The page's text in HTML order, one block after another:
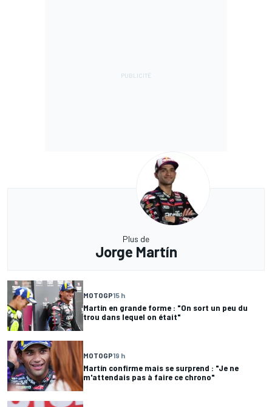
Plus de
Jorge Martín
MOTOGP15 h
Martín en grande forme : "On sort un peu du
trou dans lequel on était"
MOTOGP19 h
Martín confirme mais se surprend : "Je ne
m'attendais pas à faire ce chrono"